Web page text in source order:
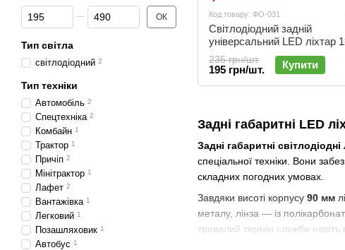
Задні габаритні LED
Задні габаритні
спеціальної техніки. Вони
складних погодних умовах.
Завдяки висоті корпусу 90 мм
металу, лінза — із
тривалий термін служби навіть
Код товару: ФО-031
Світлодіодний задній
універсальний LED ліхтар
24V (12 х 9 см) | ФО-031
235 грн/шт.
195 грн/шт. Купити
Від Ціна, грн
До Ціна, грн ОК
Тип світла
cвітлодіодний 2
Тип техніки
Автомобіль 2
Спецтехніка 2
Комбайн 1
Трактор 1
Причіп 2
Мінітрактор 1
Лафет 2
Вантажівка 1
Легковий 1
Позашляховик 1
Автобус 1